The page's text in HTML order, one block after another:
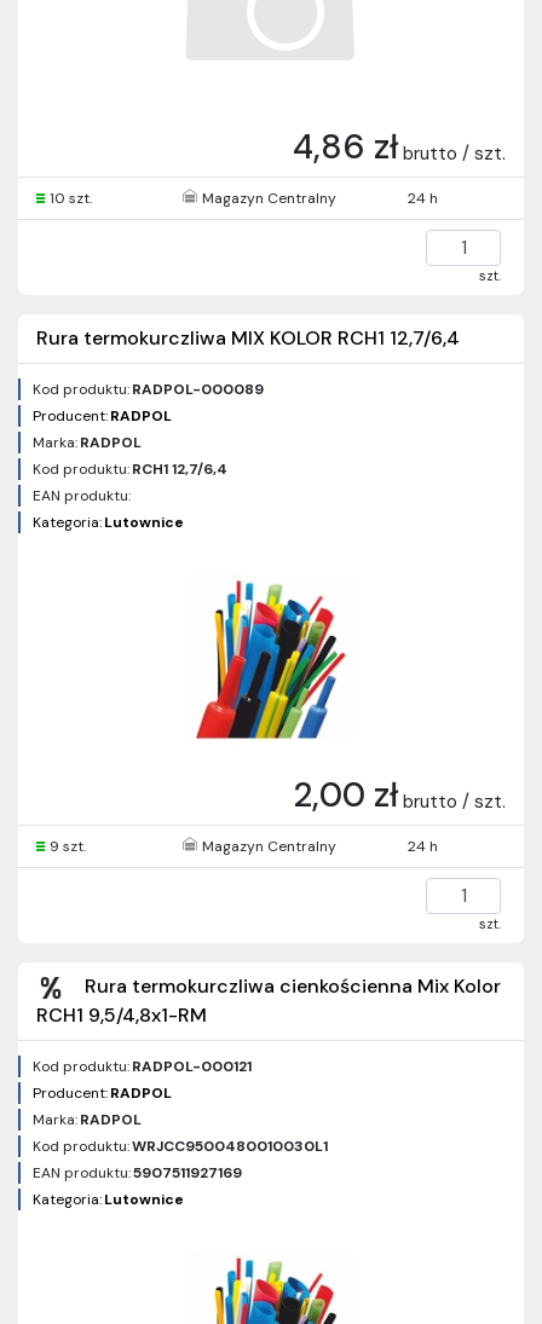
4,86 zł brutto / szt.
10 szt. Magazyn Centralny 24 h
szt.
Rura termokurczliwa MIX KOLOR RCH1 12,7/6,4
Kod produktu:RADPOL-000089
Producent:RADPOL
Marka:RADPOL
Kod produktu:RCH1 12,7/6,4
EAN produktu:
Kategoria:Lutownice
2,00 zł brutto / szt.
9 szt. Magazyn Centralny 24 h
szt.
Rura termokurczliwa cienkościenna Mix Kolor
RCH1 9,5/4,8x1-RM
Kod produktu:RADPOL-000121
Producent:RADPOL
Marka:RADPOL
Kod produktu:WRJCC9500480010030L1
EAN produktu:5907511927169
Kategoria:Lutownice